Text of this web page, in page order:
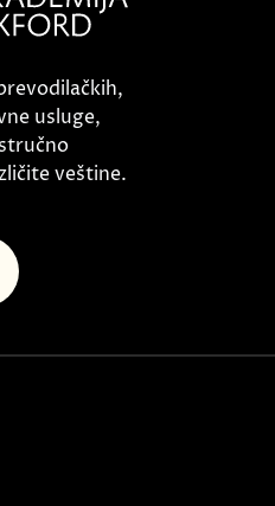
usluge,
veštine.